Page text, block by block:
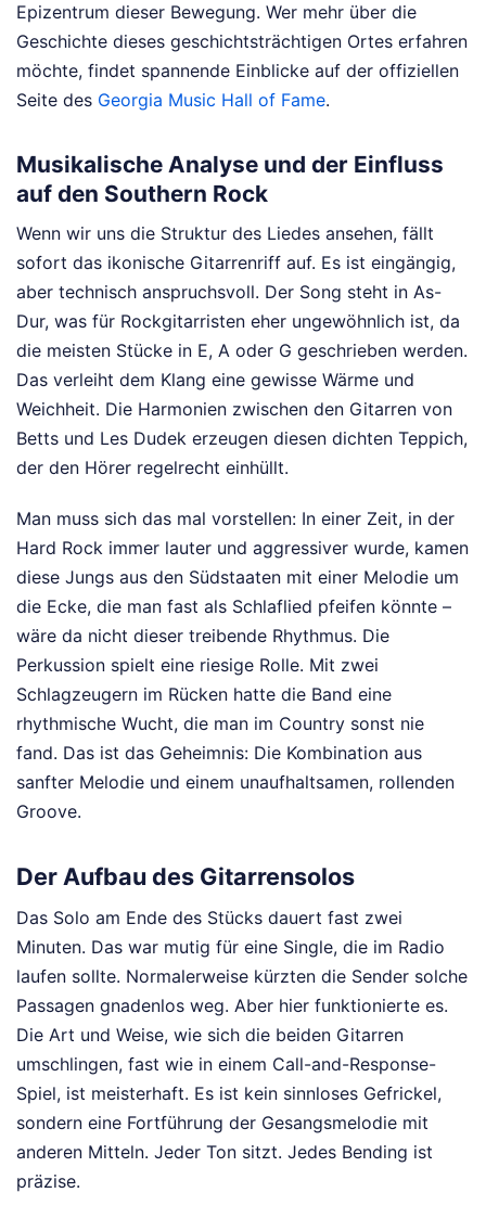
Epizentrum dieser Bewegung. Wer mehr über die
Geschichte dieses geschichtsträchtigen Ortes erfahren
möchte, findet spannende Einblicke auf der offiziellen
Seite des Georgia Music Hall of Fame.
Musikalische Analyse und der Einfluss
auf den Southern Rock
Wenn wir uns die Struktur des Liedes ansehen, fällt
sofort das ikonische Gitarrenriff auf. Es ist eingängig,
aber technisch anspruchsvoll. Der Song steht in As-
Dur, was für Rockgitarristen eher ungewöhnlich ist, da
die meisten Stücke in E, A oder G geschrieben werden.
Das verleiht dem Klang eine gewisse Wärme und
Weichheit. Die Harmonien zwischen den Gitarren von
Betts und Les Dudek erzeugen diesen dichten Teppich,
der den Hörer regelrecht einhüllt.
Man muss sich das mal vorstellen: In einer Zeit, in der
Hard Rock immer lauter und aggressiver wurde, kamen
diese Jungs aus den Südstaaten mit einer Melodie um
die Ecke, die man fast als Schlaflied pfeifen könnte –
wäre da nicht dieser treibende Rhythmus. Die
Perkussion spielt eine riesige Rolle. Mit zwei
Schlagzeugern im Rücken hatte die Band eine
rhythmische Wucht, die man im Country sonst nie
fand. Das ist das Geheimnis: Die Kombination aus
sanfter Melodie und einem unaufhaltsamen, rollenden
Groove.
Der Aufbau des Gitarrensolos
Das Solo am Ende des Stücks dauert fast zwei
Minuten. Das war mutig für eine Single, die im Radio
laufen sollte. Normalerweise kürzten die Sender solche
Passagen gnadenlos weg. Aber hier funktionierte es.
Die Art und Weise, wie sich die beiden Gitarren
umschlingen, fast wie in einem Call-and-Response-
Spiel, ist meisterhaft. Es ist kein sinnloses Gefrickel,
sondern eine Fortführung der Gesangsmelodie mit
anderen Mitteln. Jeder Ton sitzt. Jedes Bending ist
präzise.